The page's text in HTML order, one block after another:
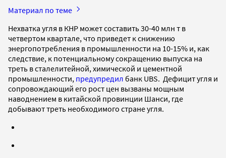
Материал по теме
Нехватка угля в КНР может составить 30-40 млн т в
четвертом квартале, что приведет к снижению
энергопотребления в промышленности на 10-15% и, как
следствие, к потенциальному сокращению выпуска на
треть в сталелитейной, химической и цементной
промышленности, предупредил банк UBS. Дефицит угля и
сопровождающий его рост цен вызваны мощным
наводнением в китайской провинции Шанси, где
добывают треть необходимого стране угля.